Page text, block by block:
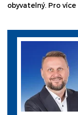
obyvatelný. Pro